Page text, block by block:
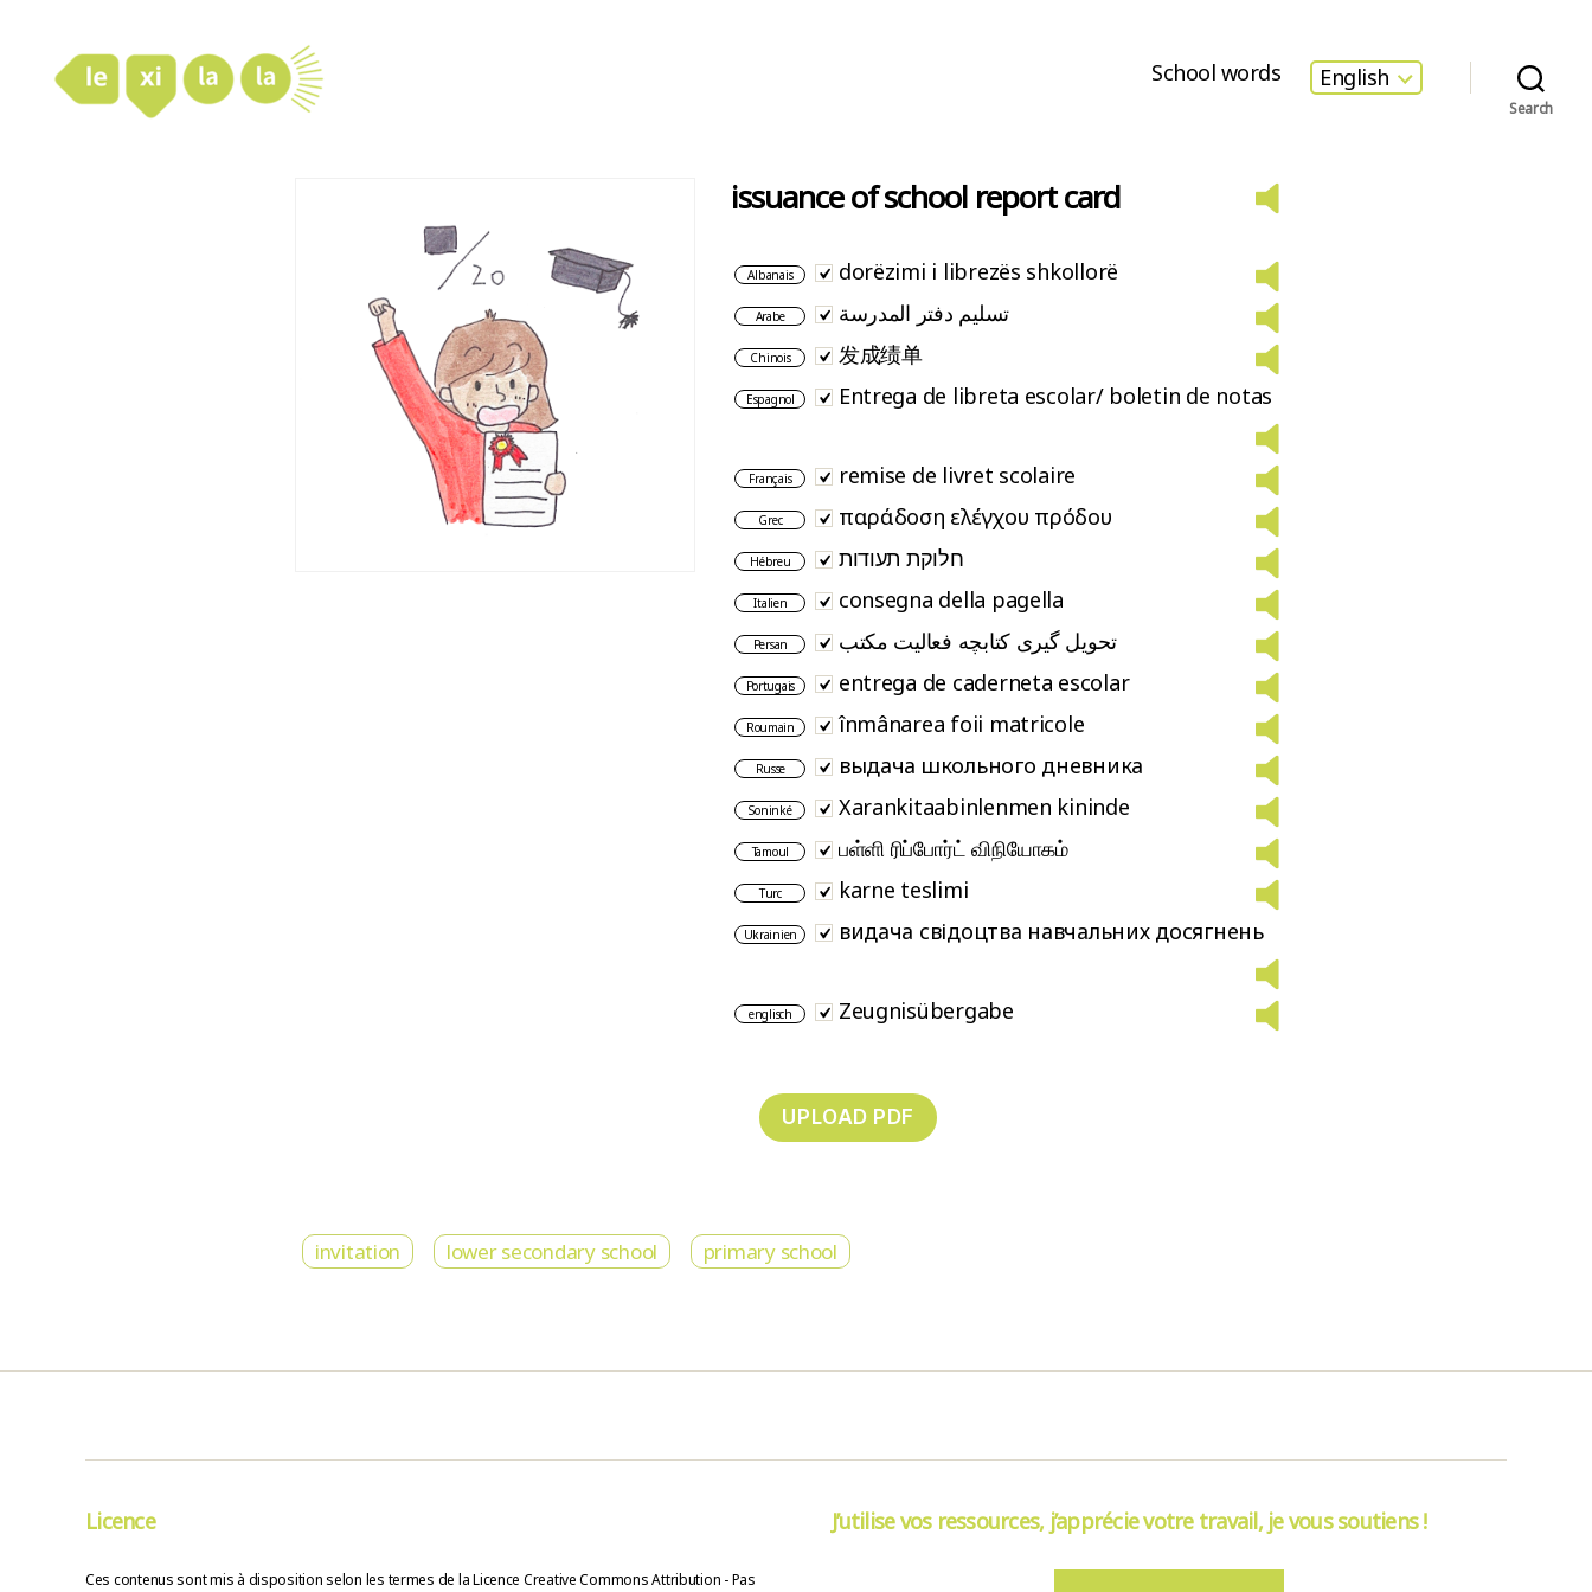
School words English
Search
issuance of school report card
Albanais dorëzimi i librezës shkollorë
Arabe تسليم دفتر المدرسة
Chinois 发成绩单
Espagnol Entrega de libreta escolar/ boletin de notas
Français remise de livret scolaire
Grec παράδοση ελέγχου πρόδου
Hébreu חלוקת תעודות
Italien consegna della pagella
Persan تحویل گیری کتابچه فعالیت مکتب
Portugais entrega de caderneta escolar
Roumain înmânarea foii matricole
Russe выдача школьного дневника
Soninké Xarankitaabinlenmen kininde
Tamoul பள்ளி ரிப்போர்ட் விநியோகம்
Turc karne teslimi
Ukrainien видача свідоцтва навчальних досягнень
englisch Zeugnisübergabe
invitation lower secondary school primary school
Licence
Ces contenus sont mis à disposition selon les termes de la Licence Creative Commons Attribution - Pas
J’utilise vos ressources, j’apprécie votre travail, je vous soutiens !